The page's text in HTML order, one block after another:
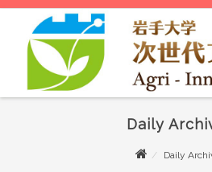
Daily
Daily